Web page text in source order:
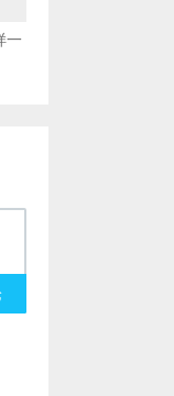
一